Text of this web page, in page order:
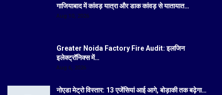
गाजियाबाद में कांवड़ यात्रा और डाक कांवड़ से यातायात…
Aug 10, 2026
Greater Noida Factory Fire Audit: इलजिन
इलेक्ट्रॉनिक्स में…
Aug 6, 2026
नोएडा मेट्रो विस्तार: 13 एजेंसियां आई आगे, बोड़ाकी तक बढ़ेगा…